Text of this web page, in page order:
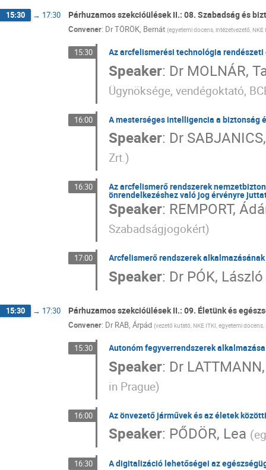
15:30 → 17:30 Párhuzamos szekcióülések II.: 08. Szabadság és
Convener: DrTÖRÖK, Bernát (egyetemi docens, intézetvezető, NKE
15:30 Az arcfelismerési technológia
Speaker: Dr MOLNÁR,
Ügynöksége, vendégoktató,
16:00 A mesterséges intelligencia a biztonság
Speaker: Dr
Zrt.)
16:30 Az arcfelismerő rendszerek
önrendelkezéshez való jog érvényre
Speaker: REMPORT,
Szabadságjogokért)
17:00 Arcfelismerő rendszerek
Speaker: Dr PÓK, László
15:30 → 17:30 Párhuzamos szekcióülések II.: 09. Életünk és
Convener: Dr RAB, Árpád (vezető kutató, NKE ITKI, egyetemi docens,
15:30 Autonóm fegyverrendszerek
Speaker: Dr
in Prague)
16:00 Az önvezető járművek és az életek
Speaker: PŐDÖR, Lea (
16:30 A digitalizáció lehetőségei az